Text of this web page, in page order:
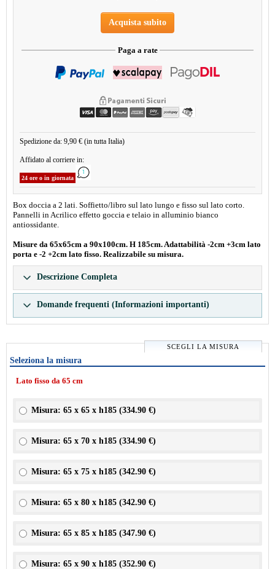
Acquista subito
Paga a rate
Spedizione da: 9,90 € (in tutta Italia)
Affidato al corriere in:
24 ore o in giornata
Box doccia a 2 lati. Soffietto/libro sul lato lungo e fisso sul lato corto.
Pannelli in Acrilico effetto goccia e telaio in alluminio bianco
antiossidante.
Misure da 65x65cm a 90x100cm. H 185cm. Adattabilità -2cm +3cm lato
porta e -2 +2cm lato fisso. Realizzabile su misura.
Descrizione Completa
Domande frequenti (Informazioni importanti)
SCEGLI LA MISURA
Seleziona la misura
Lato fisso da 65 cm
Misura: 65 x 65 x h185 (334.90 €)
Misura: 65 x 70 x h185 (334.90 €)
Misura: 65 x 75 x h185 (342.90 €)
Misura: 65 x 80 x h185 (342.90 €)
Misura: 65 x 85 x h185 (347.90 €)
Misura: 65 x 90 x h185 (352.90 €)